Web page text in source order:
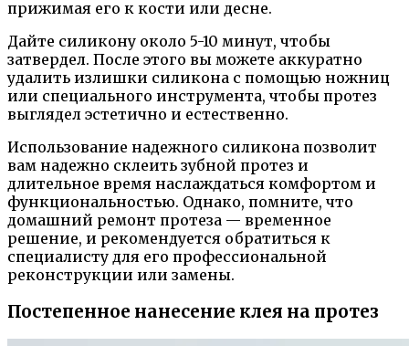
прижимая его к кости или десне.
Дайте силикону около 5-10 минут, чтобы
затвердел. После этого вы можете аккуратно
удалить излишки силикона с помощью ножниц
или специального инструмента, чтобы протез
выглядел эстетично и естественно.
Использование надежного силикона позволит
вам надежно склеить зубной протез и
длительное время наслаждаться комфортом и
функциональностью. Однако, помните, что
домашний ремонт протеза — временное
решение, и рекомендуется обратиться к
специалисту для его профессиональной
реконструкции или замены.
Постепенное нанесение клея на протез